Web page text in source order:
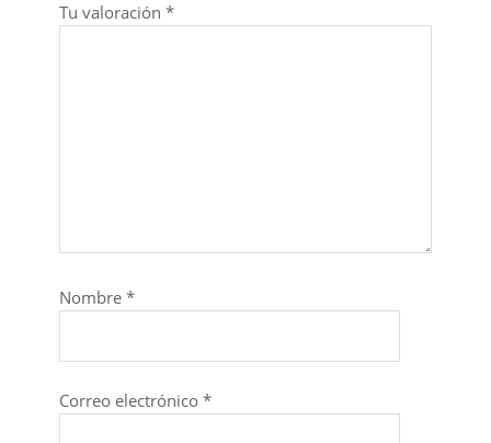
Tu valoración *
Nombre *
Correo electrónico *